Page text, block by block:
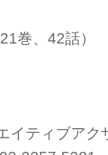
巻、42話）
イティブアク